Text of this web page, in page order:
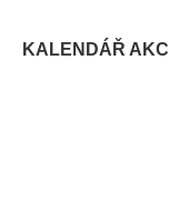
KALENDÁŘ AKCÍ